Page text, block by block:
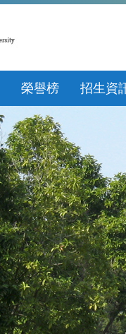
榮譽榜 招生資